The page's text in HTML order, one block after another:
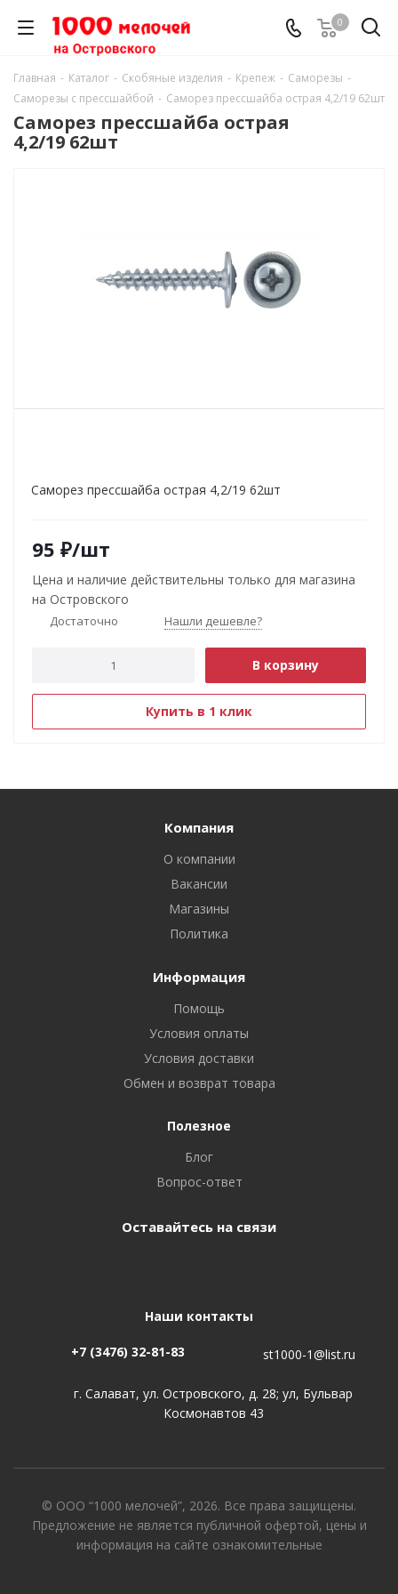
0
Главная - Каталог - Скобяные изделия - Крепеж - Саморезы -
Саморезы с прессшайбой - Саморез прессшайба острая 4,2/19 62шт
Саморез прессшайба острая
4,2/19 62шт
Саморез прессшайба острая 4,2/19 62шт
95 ₽/шт
Цена и наличие действительны только для магазина
на Островского
Достаточно Нашли дешевле?
В корзину
Купить в 1 клик
Компания
О компании
Вакансии
Магазины
Политика
Информация
Помощь
Условия оплаты
Условия доставки
Обмен и возврат товара
Полезное
Блог
Вопрос-ответ
Оставайтесь на связи
Наши контакты
+7 (3476) 32-81-83 st1000-1@list.ru
г. Салават, ул. Островского, д. 28; ул, Бульвар
Космонавтов 43
© ООО “1000 мелочей”, 2026. Все права защищены.
Предложение не является публичной офертой, цены и
информация на сайте ознакомительные